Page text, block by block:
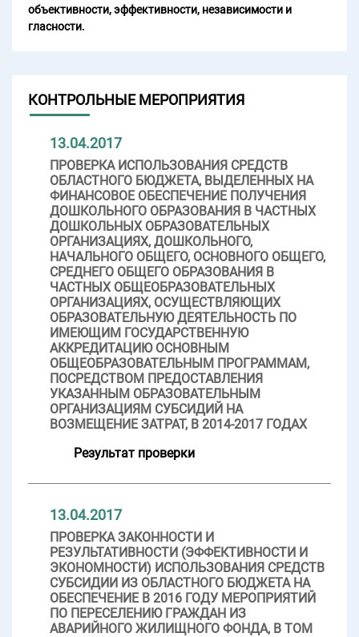
объективности, эффективности, независимости и
гласности.
КОНТРОЛЬНЫЕ МЕРОПРИЯТИЯ
13.04.2017
ПРОВЕРКА ИСПОЛЬЗОВАНИЯ СРЕДСТВ
ОБЛАСТНОГО БЮДЖЕТА, ВЫДЕЛЕННЫХ НА
ФИНАНСОВОЕ ОБЕСПЕЧЕНИЕ ПОЛУЧЕНИЯ
ДОШКОЛЬНОГО ОБРАЗОВАНИЯ В ЧАСТНЫХ
ДОШКОЛЬНЫХ ОБРАЗОВАТЕЛЬНЫХ
ОРГАНИЗАЦИЯХ, ДОШКОЛЬНОГО,
НАЧАЛЬНОГО ОБЩЕГО, ОСНОВНОГО ОБЩЕГО,
СРЕДНЕГО ОБЩЕГО ОБРАЗОВАНИЯ В
ЧАСТНЫХ ОБЩЕОБРАЗОВАТЕЛЬНЫХ
ОРГАНИЗАЦИЯХ, ОСУЩЕСТВЛЯЮЩИХ
ОБРАЗОВАТЕЛЬНУЮ ДЕЯТЕЛЬНОСТЬ ПО
ИМЕЮЩИМ ГОСУДАРСТВЕННУЮ
АККРЕДИТАЦИЮ ОСНОВНЫМ
ОБЩЕОБРАЗОВАТЕЛЬНЫМ ПРОГРАММАМ,
ПОСРЕДСТВОМ ПРЕДОСТАВЛЕНИЯ
УКАЗАННЫМ ОБРАЗОВАТЕЛЬНЫМ
ОРГАНИЗАЦИЯМ СУБСИДИЙ НА
ВОЗМЕЩЕНИЕ ЗАТРАТ, В 2014-2017 ГОДАХ
Результат проверки
13.04.2017
ПРОВЕРКА ЗАКОННОСТИ И
РЕЗУЛЬТАТИВНОСТИ (ЭФФЕКТИВНОСТИ И
ЭКОНОМНОСТИ) ИСПОЛЬЗОВАНИЯ СРЕДСТВ
СУБСИДИИ ИЗ ОБЛАСТНОГО БЮДЖЕТА НА
ОБЕСПЕЧЕНИЕ В 2016 ГОДУ МЕРОПРИЯТИЙ
ПО ПЕРЕСЕЛЕНИЮ ГРАЖДАН ИЗ
АВАРИЙНОГО ЖИЛИЩНОГО ФОНДА, В ТОМ